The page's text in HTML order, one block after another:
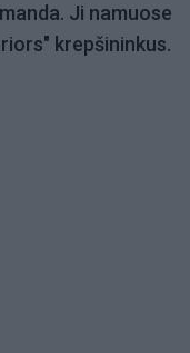
Ji namuose
krepšininkus.